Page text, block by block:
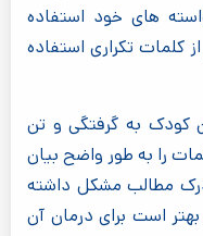
های خود استفاده
کلمات تکراری استفاده
کودک به گرفتگی و تن
را به طور واضح بیان
مطالب مشکل داشته
است برای درمان آن